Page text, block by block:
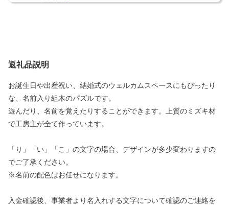
返礼品説明
お誕生日や出産祝い、結婚式のウェルカムスペースにもぴったり
な、名前入り組木のパズルです。
遊んだり、名前を覚えたりすることができます。上質のミズキ材
で工房主が全て作っています。
「り」「い」「こ」の文字の場合、デザインが多少変わりますの
でご了承ください。
※名前の配色はお任せになります。
入金確認後、事業者より名入れする文字について確認のご連絡を